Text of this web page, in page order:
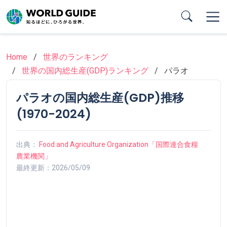
to
main
Home
世界のランキング
世界の国内総生産(GDP)ランキング
パラオ
パラオの国内総生産(GDP)推移
(1970-2024)
出典：
Food and Agriculture Organization「国際連合食糧
農業機関」
最終更新：2026/05/09